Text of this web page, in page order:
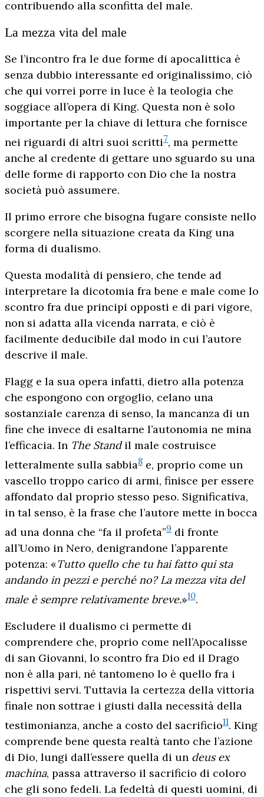
contribuendo alla sconfitta del male.
La mezza vita del male
Se l’incontro fra le due forme di apocalittica è
senza dubbio interessante ed originalissimo, ciò
che qui vorrei porre in luce è la teologia che
soggiace all’opera di King. Questa non è solo
importante per la chiave di lettura che fornisce
nei riguardi di altri suoi scritti7, ma permette
anche al credente di gettare uno sguardo su una
delle forme di rapporto con Dio che la nostra
società può assumere.
Il primo errore che bisogna fugare consiste nello
scorgere nella situazione creata da King una
forma di dualismo.
Questa modalità di pensiero, che tende ad
interpretare la dicotomia fra bene e male come lo
scontro fra due principi opposti e di pari vigore,
non si adatta alla vicenda narrata, e ciò è
facilmente deducibile dal modo in cui l’autore
descrive il male.
Flagg e la sua opera infatti, dietro alla potenza
che espongono con orgoglio, celano una
sostanziale carenza di senso, la mancanza di un
fine che invece di esaltarne l’autonomia ne mina
l’efficacia. In The Standil male costruisce
letteralmente sulla sabbia8 e, proprio come un
vascello troppo carico di armi, finisce per essere
affondato dal proprio stesso peso. Significativa,
in tal senso, è la frase che l’autore mette in bocca
ad una donna che “fa il profeta”9 di fronte
all’Uomo in Nero, denigrandone l’apparente
potenza: «Tutto quello che tu hai fatto qui sta
andando in pezzi e perché no? La mezza vita del
male è sempre relativamente breve.»10.
Escludere il dualismo ci permette di
comprendere che, proprio come nell’Apocalisse
di san Giovanni, lo scontro fra Dio ed il Drago
non è alla pari, né tantomeno lo è quello fra i
rispettivi servi. Tuttavia la certezza della vittoria
finale non sottrae i giusti dalla necessità della
testimonianza, anche a costo del sacrificio11. King
comprende bene questa realtà tanto che l’azione
di Dio, lungi dall’essere quella di un deus ex
machina, passa attraverso il sacrificio di coloro
che gli sono fedeli. La fedeltà di questi uomini, di